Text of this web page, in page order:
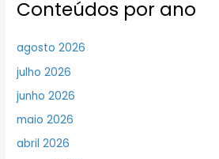
Conteúdos por ano
agosto 2026
julho 2026
junho 2026
maio 2026
abril 2026